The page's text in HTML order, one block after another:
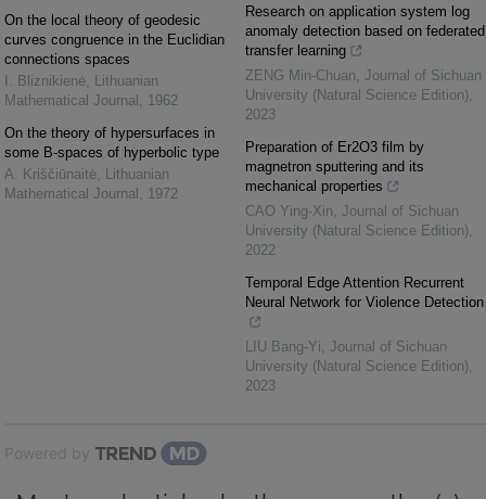
On the local theory of geodesic
curves congruence in the Euclidian
connections spaces
I. Bliznikienė, Lithuanian
Mathematical Journal , 1962
On the theory of hypersurfaces in
some B-spaces of hyperbolic type
A. Kriščiūnaitė, Lithuanian
Mathematical Journal , 1972
Research on application system log
anomaly detection based on federated
transfer learning
ZENG Min-Chuan, Journal of Sichuan
University (Natural Science Edition),
2023
Preparation of Er2O3 film by
magnetron sputtering and its
mechanical properties
CAO Ying-Xin, Journal of Sichuan
University (Natural Science Edition),
2022
Temporal Edge Attention Recurrent
Neural Network for Violence Detection
LIU Bang-Yi, Journal of Sichuan
University (Natural Science Edition),
2023
Powered by